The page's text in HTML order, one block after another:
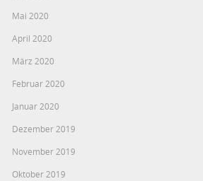
Mai 2020
April 2020
März 2020
Februar 2020
Januar 2020
Dezember 2019
November 2019
Oktober 2019